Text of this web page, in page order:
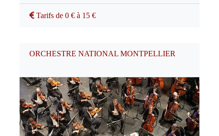
Tarifs de 0 € à 15 €
ORCHESTRE NATIONAL MONTPELLIER